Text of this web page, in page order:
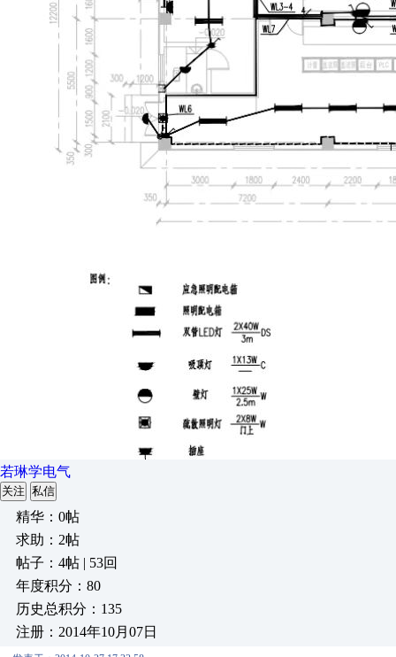
若琳学电气
关注 私信
精华：0帖
求助：2帖
帖子：4帖 | 53回
年度积分：80
历史总积分：135
注册：2014年10月07日